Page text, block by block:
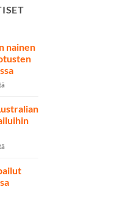
nainen
artikkelissa
kuin
onnistui
odotusten
artikkelissa
Australian
kilpailuihin